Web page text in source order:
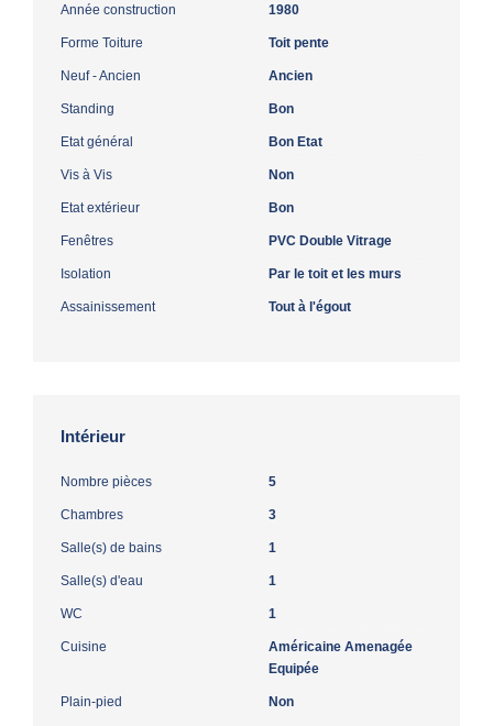
Année construction 1980
Forme Toiture Toit pente
Neuf - Ancien Ancien
Standing Bon
Etat général Bon Etat
Vis à Vis Non
Etat extérieur Bon
Fenêtres PVC Double Vitrage
Isolation Par le toit et les murs
Assainissement Tout à l'égout
Intérieur
Nombre pièces 5
Chambres 3
Salle(s) de bains 1
Salle(s) d'eau 1
WC 1
Cuisine
Américaine Amenagée
Equipée
Plain-pied Non